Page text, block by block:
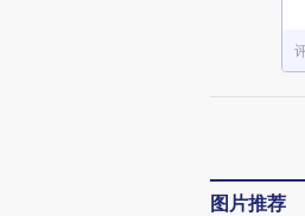
图片推荐